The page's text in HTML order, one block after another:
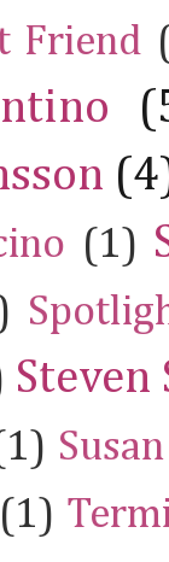
Friend
(1)
Steven
(1)